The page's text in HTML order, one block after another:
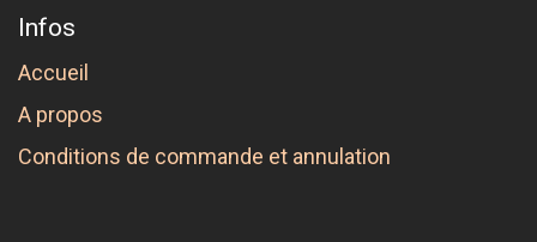
Infos
Accueil
A propos
Conditions de commande et annulation